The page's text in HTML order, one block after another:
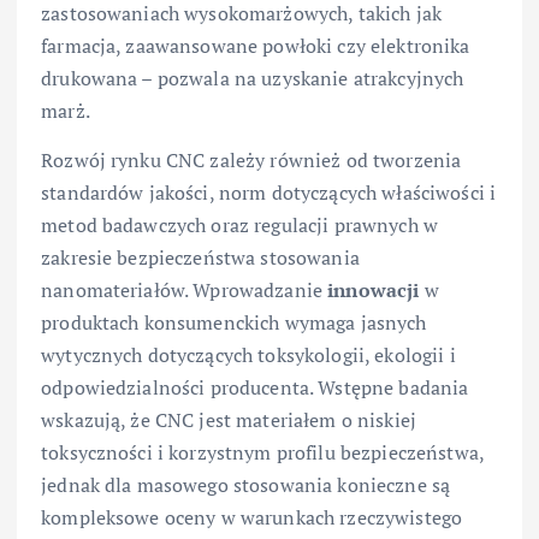
zastosowaniach wysokomarżowych, takich jak
farmacja, zaawansowane powłoki czy elektronika
drukowana – pozwala na uzyskanie atrakcyjnych
marż.
Rozwój rynku CNC zależy również od tworzenia
standardów jakości, norm dotyczących właściwości i
metod badawczych oraz regulacji prawnych w
zakresie bezpieczeństwa stosowania
nanomateriałów. Wprowadzanieinnowacji w
produktach konsumenckich wymaga jasnych
wytycznych dotyczących toksykologii, ekologii i
odpowiedzialności producenta. Wstępne badania
wskazują, że CNC jest materiałem o niskiej
toksyczności i korzystnym profilu bezpieczeństwa,
jednak dla masowego stosowania konieczne są
kompleksowe oceny w warunkach rzeczywistego